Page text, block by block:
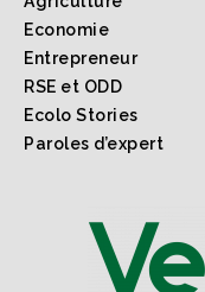
Economie
Entrepreneur
RSE et ODD
Ecolo Stories
Paroles d’expert